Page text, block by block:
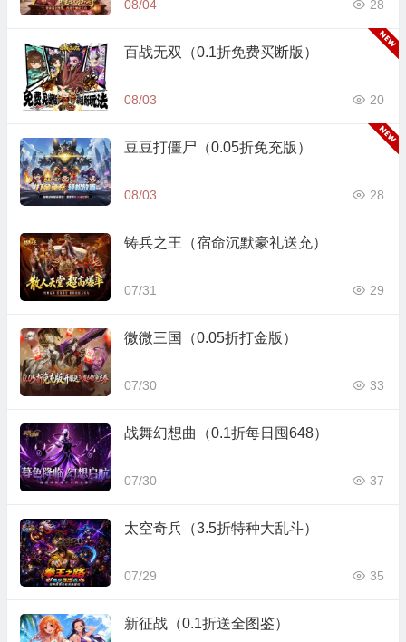
08/04 28
百战无双（0.1折免费买断版）
08/03 20
豆豆打僵尸（0.05折免充版）
08/03 28
铸兵之王（宿命沉默豪礼送充）
07/31 29
微微三国（0.05折打金版）
07/30 33
战舞幻想曲（0.1折每日囤648）
07/30 37
太空奇兵（3.5折特种大乱斗）
07/29 35
新征战（0.1折送全图鉴）